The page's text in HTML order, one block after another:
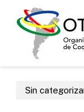
Sin